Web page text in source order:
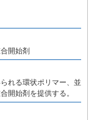
開始剤
れる環状ポリマー、並
開始剤を提供する。